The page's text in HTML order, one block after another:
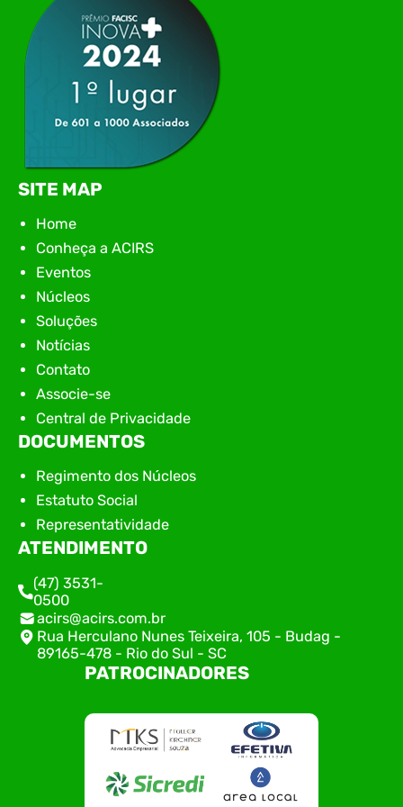
SITE MAP
Home
Conheça a ACIRS
Eventos
Núcleos
Soluções
Notícias
Contato
Associe-se
Central de Privacidade
DOCUMENTOS
Regimento dos Núcleos
Estatuto Social
Representatividade
ATENDIMENTO
(47) 3531-
0500
acirs@acirs.com.br
Rua Herculano Nunes Teixeira, 105 - Budag -
89165-478 - Rio do Sul - SC
PATROCINADORES